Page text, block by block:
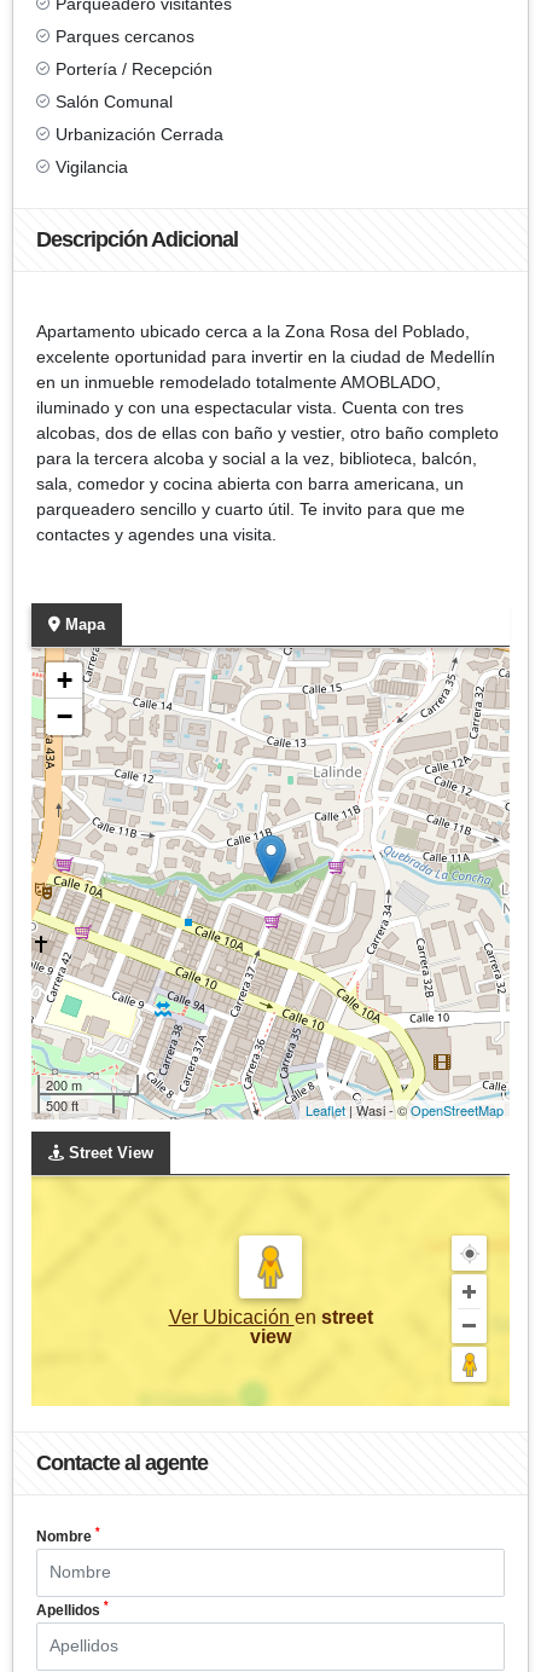
Parques cercanos
Portería / Recepción
Salón Comunal
Urbanización Cerrada
Vigilancia
Descripción Adicional
Apartamento ubicado cerca a la Zona Rosa del Poblado,
excelente oportunidad para invertir en la ciudad de Medellín
en un inmueble remodelado totalmente AMOBLADO,
iluminado y con una espectacular vista. Cuenta con tres
alcobas, dos de ellas con baño y vestier, otro baño completo
para la tercera alcoba y social a la vez, biblioteca, balcón,
sala, comedor y cocina abierta con barra americana, un
parqueadero sencillo y cuarto útil. Te invito para que me
contactes y agendes una visita.
Mapa
+
−
200 m
500 ft
Leaflet | Wasi - ©OpenStreetMap
Street View
Ver Ubicación en street
view
Contacte al agente
Nombre *
Apellidos *